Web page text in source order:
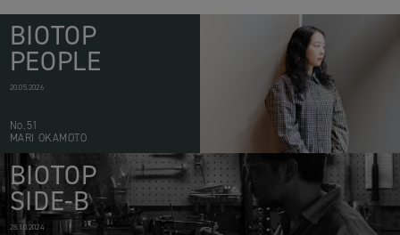
BIOTOP
PEOPLE
20.05.2026
No.51
MARI OKAMOTO
BIOTOP
SIDE-B
28.10.2024